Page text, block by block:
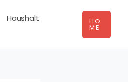
Haushalt
HO
ME